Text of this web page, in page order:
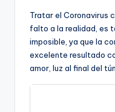
Tratar el Coronavirus
falto a la realidad, es
imposible, ya que la
excelente resultado
amor, luz al final del